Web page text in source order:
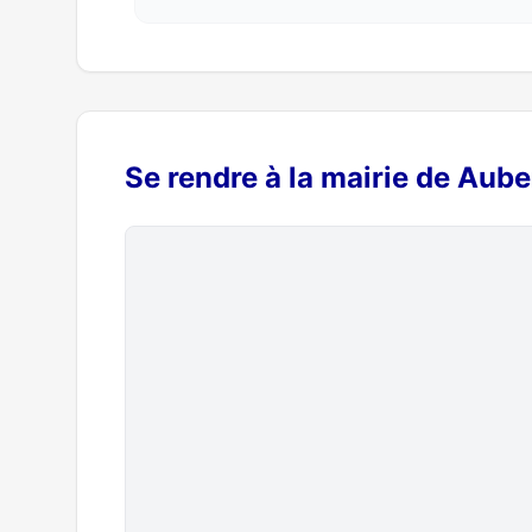
Se rendre à la mairie de